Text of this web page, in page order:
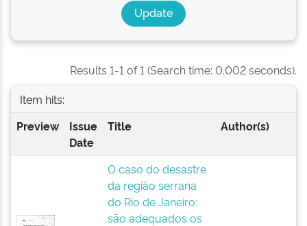
Results 1-1 of 1 (Search time: 0.002 seconds).
Item hits:
Preview
Issue
Date
Title Author(s)
O caso do desastre
da região serrana
do Rio de Janeiro:
são adequados os